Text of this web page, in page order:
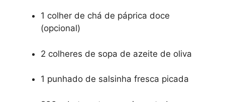
1 colher de chá de páprica doce
(opcional)
2 colheres de sopa de azeite de oliva
1 punhado de salsinha fresca picada